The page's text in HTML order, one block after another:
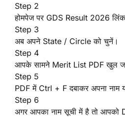
Step 2
होमपेज पर GDS Result 2026
Step 3
अब अपने State / Circle को चुनें।
Step 4
आपके सामने Merit List PDF खुल
Step 5
PDF में Ctrl + F दबाकर अपना नाम
Step 6
अगर आपका नाम सूची में है तो